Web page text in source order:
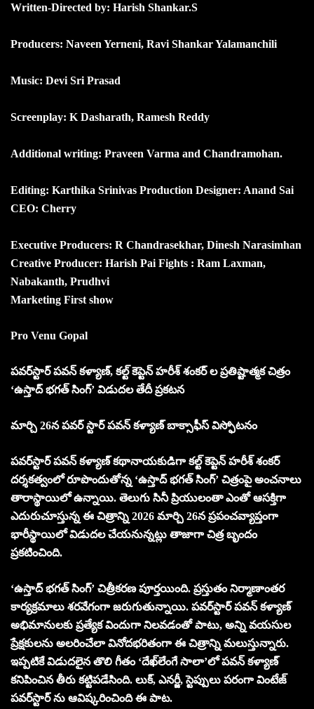
Written-Directed by: Harish Shankar.S
Producers: Naveen Yerneni, Ravi Shankar Yalamanchili
Music: Devi Sri Prasad
Screenplay: K Dasharath, Ramesh Reddy
Additional writing: Praveen Varma and Chandramohan.
Editing: Karthika Srinivas Production Designer: Anand Sai
CEO: Cherry
Executive Producers: R Chandrasekhar, Dinesh Narasimhan
Creative Producer: Harish Pai Fights : Ram Laxman,
Nabakanth, Prudhvi
Marketing First show
Pro Venu Gopal
పవర్‌స్టార్ పవన్ కళ్యాణ్, కల్ట్ కెప్టెన్ హరీశ్ శంకర్ ల ప్రతిష్టాత్మక చిత్రం
‘ఉస్తాద్ భగత్ సింగ్’ విడుదల తేదీ ప్రకటన
మార్చి 26న పవర్ స్టార్ పవన్ కళ్యాణ్ బాక్సాఫీస్ విస్ఫోటనం
పవర్‌స్టార్ పవన్ కళ్యాణ్ కథానాయకుడిగా కల్ట్ కెప్టెన్ హరీశ్ శంకర్
దర్శకత్వంలో రూపొందుతోన్న ‘ఉస్తాద్ భగత్ సింగ్’ చిత్రంపై అంచనాలు
తారాస్థాయిలో ఉన్నాయి. తెలుగు సినీ ప్రియులంతా ఎంతో ఆసక్తిగా
ఎదురుచూస్తున్న ఈ చిత్రాన్ని 2026 మార్చి 26న ప్రపంచవ్యాప్తంగా
భారీస్థాయిలో విడుదల చేయనున్నట్లు తాజాగా చిత్ర బృందం
ప్రకటించింది.
‘ఉస్తాద్ భగత్ సింగ్’ చిత్రీకరణ పూర్తయింది. ప్రస్తుతం నిర్మాణాంతర
కార్యక్రమాలు శరవేగంగా జరుగుతున్నాయి. పవర్‌స్టార్ పవన్ కళ్యాణ్
అభిమానులకు ప్రత్యేక విందుగా నిలవడంతో పాటు, అన్ని వయసుల
ప్రేక్షకులను అలరించేలా వినోదభరితంగా ఈ చిత్రాన్ని మలుస్తున్నారు.
ఇప్పటికే విడుదలైన తొలి గీతం ‘దేఖ్‌లేంగే సాలా’లో పవన్ కళ్యాణ్
కనిపించిన తీరు కట్టిపడేసింది. లుక్, ఎనర్జీ, స్టెప్పులు పరంగా వింటేజ్
పవర్‌స్టార్ ను ఆవిష్కరించింది ఈ పాట.